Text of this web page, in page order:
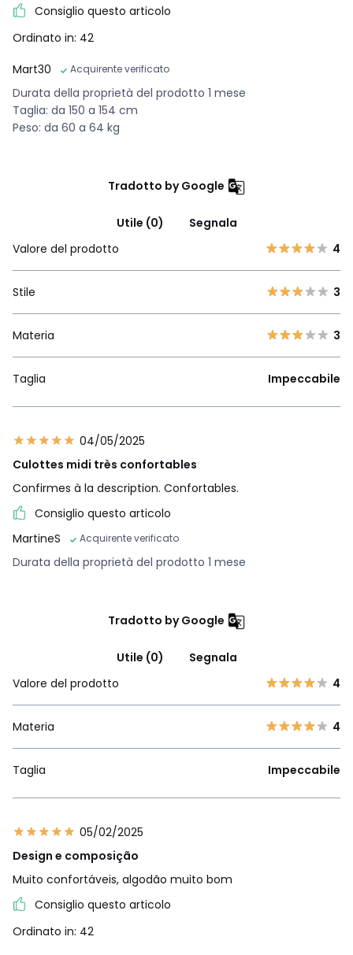
Consiglio questo articolo
Ordinato in: 42
Mart30
Acquirente verificato
Durata della proprietà del prodotto 1 mese
Taglia: da 150 a 154 cm
Peso: da 60 a 64 kg
Tradotto by Google
Utile (0)
Segnala
Valore del prodotto
4
Stile 3
Materia 3
Taglia Impeccabile
04/05/2025
Culottes midi très confortables
Confirmes à la description. Confortables.
Consiglio questo articolo
MartineS
Acquirente verificato
Durata della proprietà del prodotto 1 mese
Tradotto by Google
Utile (0)
Segnala
Valore del prodotto
4
Materia 4
Taglia Impeccabile
05/02/2025
Design e composição
Muito confortáveis, algodão muito bom
Consiglio questo articolo
Ordinato in: 42